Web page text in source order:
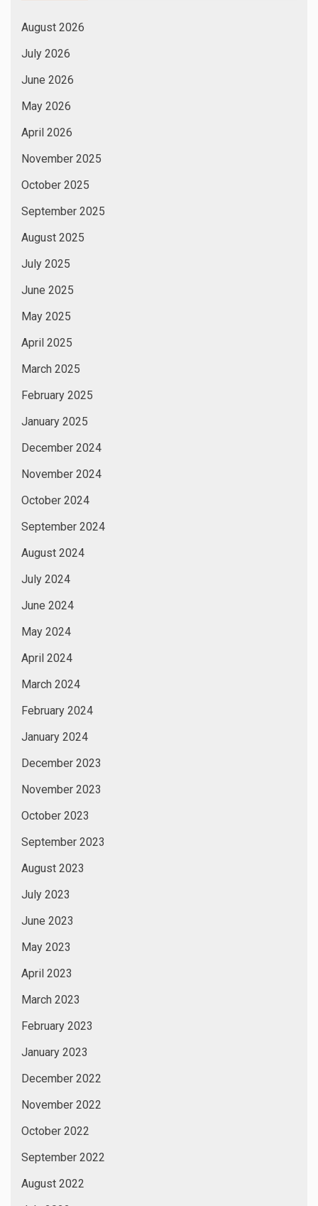
August 2026
July 2026
June 2026
May 2026
April 2026
November 2025
October 2025
September 2025
August 2025
July 2025
June 2025
May 2025
April 2025
March 2025
February 2025
January 2025
December 2024
November 2024
October 2024
September 2024
August 2024
July 2024
June 2024
May 2024
April 2024
March 2024
February 2024
January 2024
December 2023
November 2023
October 2023
September 2023
August 2023
July 2023
June 2023
May 2023
April 2023
March 2023
February 2023
January 2023
December 2022
November 2022
October 2022
September 2022
August 2022